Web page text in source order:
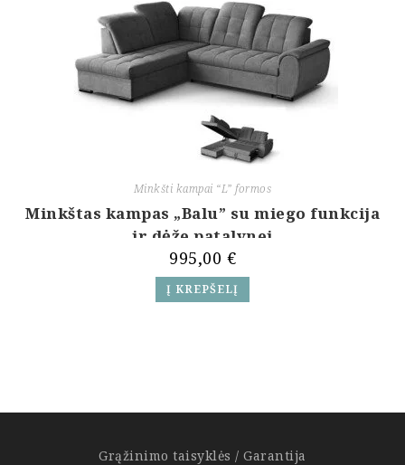
Minkšti kampai “L” formos
Minkštas kampas „Balu” su miego funkcija
ir dėže patalynei
995,00 €
Į KREPŠELĮ
Grąžinimo taisyklės / Garantija